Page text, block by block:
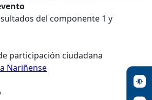
del componente 1 y
participación ciudadana
Nariñense